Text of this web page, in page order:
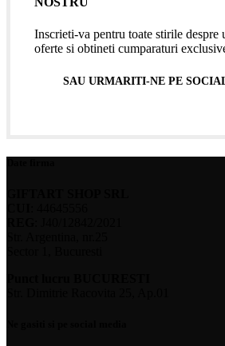
Inscrieti-va pentru toate stirile despre
oferte si obtineti cumparaturi
SAU URMARITI-NE PE